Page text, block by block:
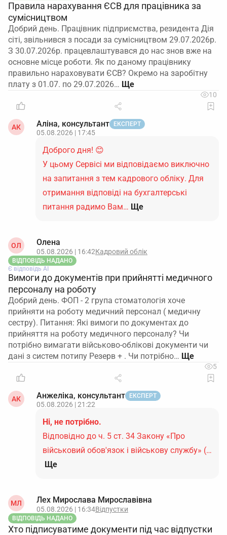
Правила нарахування ЄСВ для працівника за
сумісництвом
Добрий день. Працівник підприємства, резидента Дія
сіті, звільнився з посади за сумісництвом 29.07.2026р.
З 30.07.2026р. працевлаштувався до нас знов вже на
основне місце роботи. Як по даному працівнику
правильно нараховувати ЄСВ? Окремо на заробітну
плату з 01.07. по 29.07.2026…
10
АК Аліна, консультант ЕКСПЕРТ
05.08.2026 | 17:45
Доброго дня! 😊
У цьому Сервісі ми відповідаємо виключно
на запитання з тем кадрового обліку. Для
отримання відповіді на бухгалтерські
питання радимо Вам… Ще
ОЛ Олена
05.08.2026 | 16:42Кадровий облік
ВІДПОВІДЬ НАДАНО
Є відповідь АІ
Вимоги до документів при прийнятті медичного
персоналу на роботу
Добрий день. ФОП - 2 група стоматологія хоче
прийняти на роботу медичний персонал ( медичну
сестру). Питання: Які вимоги по документах до
прийняття на роботу медичного персоналу? Чи
потрібно вимагати військово-облікові документи чи
дані з систем потипу Резерв + . Чи потрібно…
5
АК Анжеліка, консультант ЕКСПЕРТ
05.08.2026 | 21:22
Ні, не потрібно.
Відповідно до ч. 5 ст. 34 Закону «Про
військовий обов'язок і військову службу» (…
Ще
МЛ Лех Мирослава Мирославівна
05.08.2026 | 16:34Відпустки
ВІДПОВІДЬ НАДАНО
Хто підписуватиме документи під час відпустки